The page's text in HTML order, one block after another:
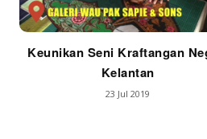
Keunikan Seni Kraftangan
Kelantan
23 Jul 2019